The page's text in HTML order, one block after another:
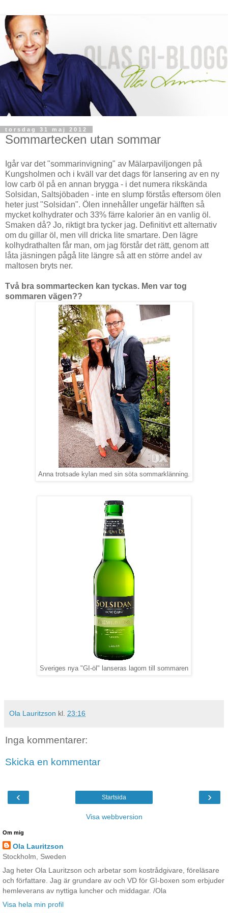
torsdag 31 maj 2012
Sommartecken utan sommar
Igår var det "sommarinvigning" av Mälarpaviljongen på
Kungsholmen och i kväll var det dags för lansering av en ny
low carb öl på en annan brygga - i det numera rikskända
Solsidan, Saltsjöbaden - inte en slump förstås eftersom ölen
heter just "Solsidan". Ölen innehåller ungefär hälften så
mycket kolhydrater och 33% färre kalorier än en vanlig öl.
Smaken då? Jo, riktigt bra tycker jag. Definitivt ett alternativ
om du gillar öl, men vill dricka lite smartare. Den lägre
kolhydrathalten får man, om jag förstår det rätt, genom att
låta jäsningen pågå lite längre så att en större andel av
maltosen bryts ner.
Två bra sommartecken kan tyckas. Men var tog
sommaren vägen??
Anna trotsade kylan med sin söta sommarklänning.
Sveriges nya "GI-öl" lanseras lagom till sommaren
Ola Lauritzson kl. 23:16
Inga kommentarer:
Skicka en kommentar
‹ ›
Startsida
Visa webbversion
Om mig
Ola Lauritzson
Stockholm, Sweden
Jag heter Ola Lauritzson och arbetar som kostrådgivare, föreläsare
och författare. Jag är grundare av och VD för GI-boxen som erbjuder
hemleverans av nyttiga luncher och middagar. /Ola
Visa hela min profil